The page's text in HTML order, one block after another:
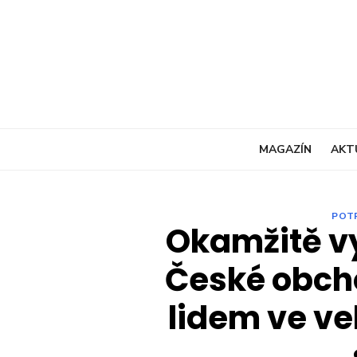
MAGAZÍN
Okamžitě
České
lidem ve